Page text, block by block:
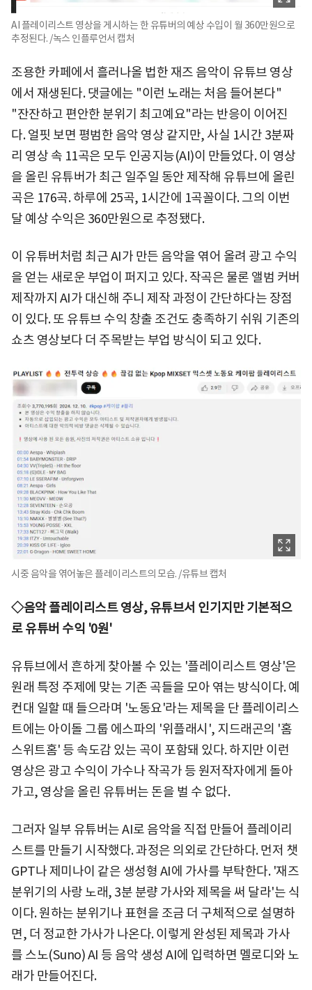
AI 플레이리스트 영상을 게시하는 한 유튜버의 예상 수입이 월 360만원으로
추정된다. /녹스 인플루언서 캡처
조용한 카페에서 흘러나올 법한 재즈 음악이 유튜브 영상
에서 재생된다. 댓글에는 "이런 노래는 처음 들어본다"
"잔잔하고 편안한 분위기 최고예요"라는 반응이 이어진
다. 얼핏 보면 평범한 음악 영상 같지만, 사실 1시간 3분짜
리 영상 속 11곡은 모두 인공지능(AI)이 만들었다. 이 영상
을 올린 유튜버가 최근 일주일 동안 제작해 유튜브에 올린
곡은 176곡. 하루에 25곡, 1시간에 1곡꼴이다. 그의 이번
달 예상 수익은 360만원으로 추정됐다.
이 유튜버처럼 최근 AI가 만든 음악을 엮어 올려 광고 수익
을 얻는 새로운 부업이 퍼지고 있다. 작곡은 물론 앨범 커버
제작까지 AI가 대신해 주니 제작 과정이 간단하다는 장점
이 있다. 또 유튜브 수익 창출 조건도 충족하기 쉬워 기존의
쇼츠 영상보다 더 주목받는 부업 방식이 되고 있다.
시중 음악을 엮어놓은 플레이리스트의 모습. /유튜브 캡처
◇음악 플레이리스트 영상, 유튜브서 인기지만 기본적으
로 유튜버 수익 '0원'
유튜브에서 흔하게 찾아볼 수 있는 '플레이리스트 영상'은
원래 특정 주제에 맞는 기존 곡들을 모아 엮는 방식이다. 예
컨대 일할 때 들으라며 '노동요'라는 제목을 단 플레이리스
트에는 아이돌 그룹 에스파의 '위플래시', 지드래곤의 '홈
스위트홈' 등 속도감 있는 곡이 포함돼 있다. 하지만 이런
영상은 광고 수익이 가수나 작곡가 등 원저작자에게 돌아
가고, 영상을 올린 유튜버는 돈을 벌 수 없다.
그러자 일부 유튜버는 AI로 음악을 직접 만들어 플레이리
스트를 만들기 시작했다. 과정은 의외로 간단하다. 먼저 챗
GPT나 제미나이 같은 생성형 AI에 가사를 부탁한다. '재즈
분위기의 사랑 노래, 3분 분량 가사와 제목을 써 달라'는 식
이다. 원하는 분위기나 표현을 조금 더 구체적으로 설명하
면, 더 정교한 가사가 나온다. 이렇게 완성된 제목과 가사
를 스노(Suno) AI 등 음악 생성 AI에 입력하면 멜로디와 노
래가 만들어진다.